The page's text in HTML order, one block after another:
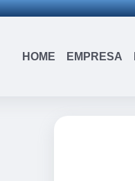
(15)99109-3183
HOME EMPRESA